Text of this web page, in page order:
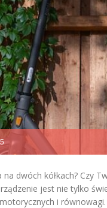
dwóch kółkach? Czy
jest nie tylko
i